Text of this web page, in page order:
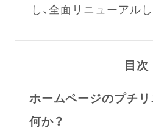
し、全面リニューアル
目次
ホームページのプチ
何か？